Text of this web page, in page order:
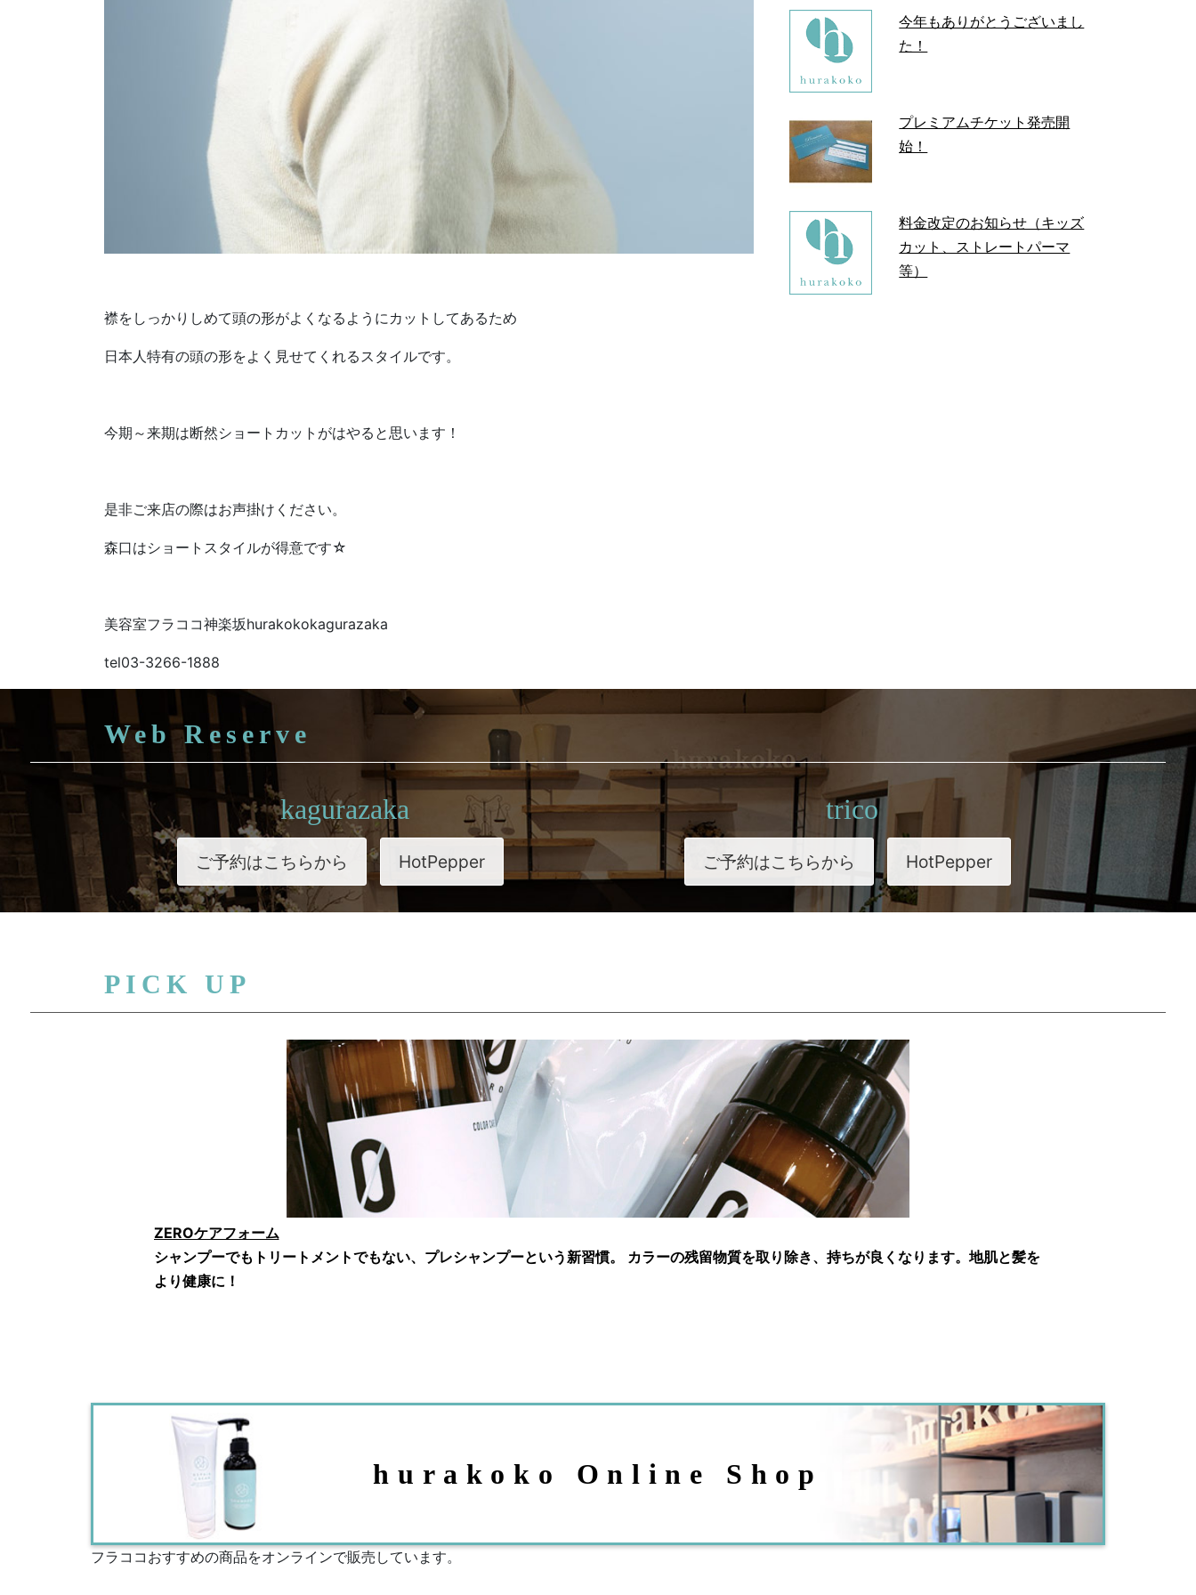
襟をしっかりしめて頭の形がよくなるようにカットしてあるため
日本人特有の頭の形をよく見せてくれるスタイルです。
今期～来期は断然ショートカットがはやると思います！
是非ご来店の際はお声掛けください。
森口はショートスタイルが得意です☆
美容室フラココ神楽坂hurakokokagurazaka
tel03-3266-1888
今年もありがとうございまし
た！
プレミアムチケット発売開
始！
料金改定のお知らせ（キッズ
カット、ストレートパーマ
等）
Web Reserve
kagurazaka
ご予約はこちらから HotPepper
trico
ご予約はこちらから HotPepper
PICK UP
ZEROケアフォーム
シャンプーでもトリートメントでもない、プレシャンプーという新習慣。 カラーの残留物質を取り除き、持ちが良くなります。地肌と髪を
より健康に！
hurakoko Online Shop
フラココおすすめの商品をオンラインで販売しています。